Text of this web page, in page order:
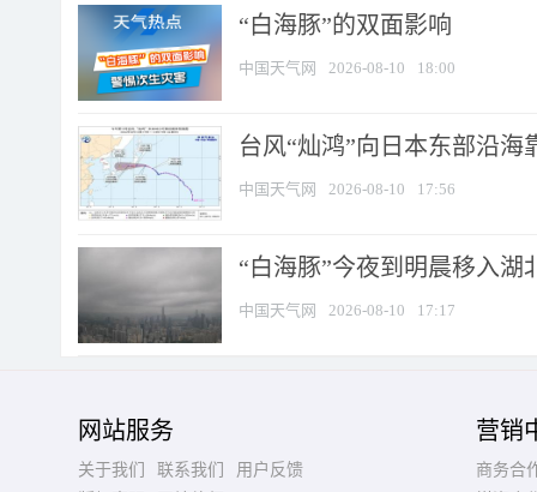
​“白海豚”的双面影响
中国天气网 2026-08-10 18:00
台风“灿鸿”向日本东部沿海
中国天气网 2026-08-10 17:56
“白海豚”今夜到明晨移入湖
中国天气网 2026-08-10 17:17
网站服务
关于我们 联系我们
用户反馈
营销
商务合